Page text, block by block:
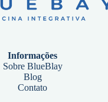
Informações
Sobre BlueBlay
Blog
Contato